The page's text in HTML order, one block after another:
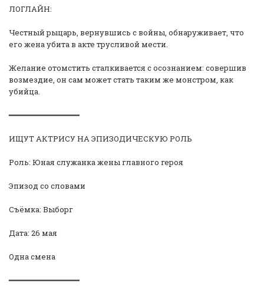
ЛОГЛАЙН:
Честный рыцарь, вернувшись с войны, обнаруживает, что
его жена убита в акте трусливой мести.
Желание отомстить сталкивается с осознанием: совершив
возмездие, он сам может стать таким же монстром, как
убийца.
━━━━━━━━━━━━━━━
ИЩУТ АКТРИСУ НА ЭПИЗОДИЧЕСКУЮ РОЛЬ
Роль: Юная служанка жены главного героя
Эпизод со словами
Съёмка: Выборг
Дата: 26 мая
Одна смена
━━━━━━━━━━━━━━━